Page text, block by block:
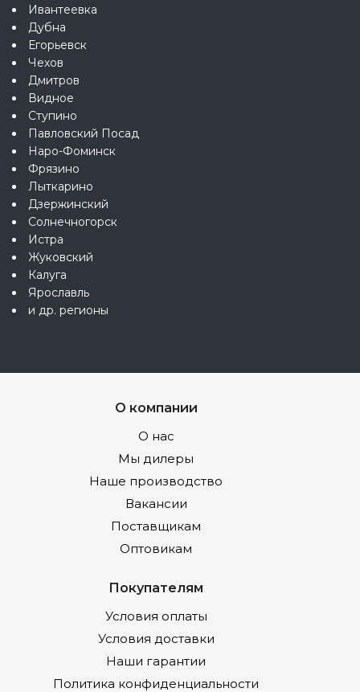
Ивантеевка
Дубна
Егорьевск
Чехов
Дмитров
Видное
Ступино
Павловский Посад
Наро-Фоминск
Фрязино
Лыткарино
Дзержинский
Солнечногорск
Истра
Жуковский
Калуга
Ярославль
и др. регионы
О компании
О нас
Мы дилеры
Наше производство
Вакансии
Поставщикам
Оптовикам
Покупателям
Условия оплаты
Условия доставки
Наши гарантии
Политика конфиденциальности